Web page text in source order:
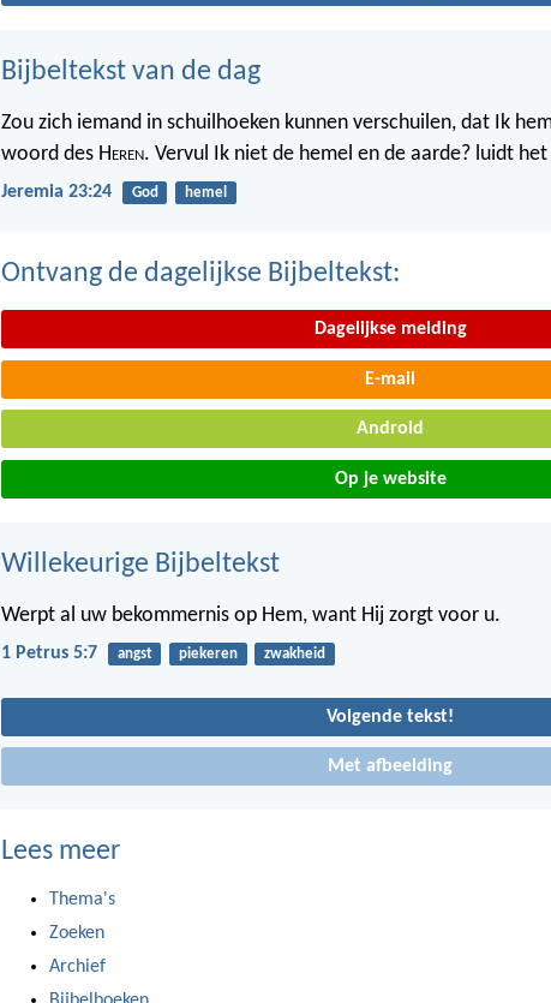
Bijbeltekst van de dag
Zou zich iemand in schuilhoeken kunnen verschuilen, dat Ik
woord des Heren. Vervul Ik niet de hemel en de aarde? luidt
Jeremia 23:24 God hemel
Ontvang de dagelijkse Bijbeltekst:
Dagelijkse melding
E-mail
Android
Op je website
Willekeurige Bijbeltekst
Werpt al uw bekommernis op Hem, want Hij zorgt voor u.
1 Petrus 5:7 angst piekeren zwakheid
Volgende tekst!
Met afbeelding
Lees meer
Thema's
Zoeken
Archief